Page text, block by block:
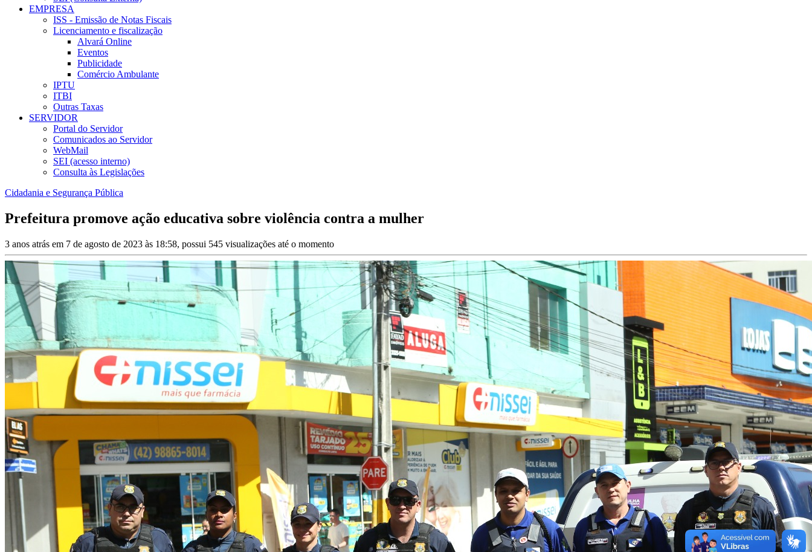
EMPRESA
ISS - Emissão de Notas Fiscais
Licenciamento e fiscalização
Alvará Online
Eventos
Publicidade
Comércio Ambulante
IPTU
ITBI
Outras Taxas
SERVIDOR
Portal do Servidor
Comunicados ao Servidor
WebMail
SEI (acesso interno)
Consulta às Legislações
Cidadania e Segurança Pública
Prefeitura promove ação educativa sobre violência contra a mulher
3 anos atrás em 7 de agosto de 2023 às 18:58, possui 545 visualizações até o momento